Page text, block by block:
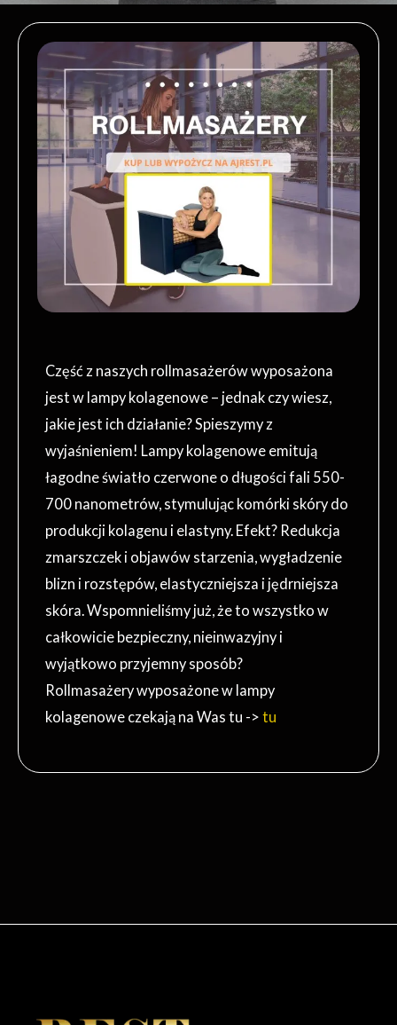
Część z naszych rollmasażerów wyposażona
jest w lampy kolagenowe – jednak czy wiesz,
jakie jest ich działanie? Spieszymy z
wyjaśnieniem! Lampy kolagenowe emitują
łagodne światło czerwone o długości fali 550-
700 nanometrów, stymulując komórki skóry do
produkcji kolagenu i elastyny. Efekt? Redukcja
zmarszczek i objawów starzenia, wygładzenie
blizn i rozstępów, elastyczniejsza i jędrniejsza
skóra. Wspomnieliśmy już, że to wszystko w
całkowicie bezpieczny, nieinwazyjny i
wyjątkowo przyjemny sposób?
Rollmasażery wyposażone w lampy
kolagenowe czekają na Was tu -> tu